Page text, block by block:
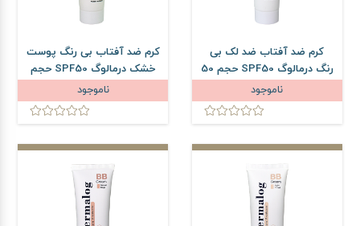
کرم ضد آفتاب ضد لک بی
رنگ درمالوگ SPF50 حجم 50
میلی لیتر
ناموجود
کرم ضد آفتاب بی رنگ پوست
خشک درمالوگ SPF50 حجم
ناموجود